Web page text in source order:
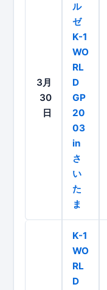
3月
30
日
ル
ゼ
K-1
WO
RL
D
GP
20
03
in
さ
い
た
ま
K-1
WO
RL
D